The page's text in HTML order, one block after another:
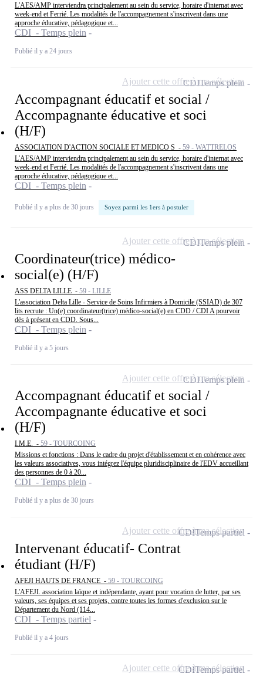
L'AES/AMP interviendra principalement au sein du service, horaire d'internat avec
week-end et Ferrié. Les modalités de l'accompagnement s'inscrivent dans une
approche éducative, pédagogique et...
CDI - Temps plein
Publié il y a 24 jours
Accompagnant éducatif et social /
Accompagnante éducative et soci
(H/F)
ASSOCIATION D'ACTION SOCIALE ET MEDICO S - 59 - WATTRELOS
L'AES/AMP interviendra principalement au sein du service, horaire d'internat avec
week-end et Ferrié. Les modalités de l'accompagnement s'inscrivent dans une
approche éducative, pédagogique et...
CDI - Temps plein
Publié il y a plus de 30 jours Soyez parmi les 1ers à postuler
CDITemps plein
Ajouter cette offre à ma sélection
Coordinateur(trice) médico-
social(e) (H/F)
ASS DELTA LILLE - 59 - LILLE
L'association Delta Lille - Service de Soins Infirmiers à Domicile (SSIAD) de 307
lits recrute : Un(e) coordinateur(trice) médico-social(e) en CDD / CDI A pourvoir
dès à présent en CDD. Sous...
CDI - Temps plein
Publié il y a 5 jours
CDITemps plein
Ajouter cette offre à ma sélection
Accompagnant éducatif et social /
Accompagnante éducative et soci
(H/F)
I.M.E. - 59 - TOURCOING
Missions et fonctions : Dans le cadre du projet d'établissement et en cohérence avec
les valeurs associatives, vous intégrez l'équipe pluridisciplinaire de l'EDV accueillant
des personnes de 0 à 20...
CDI - Temps plein
Publié il y a plus de 30 jours
CDITemps plein
Ajouter cette offre à ma sélection
Intervenant éducatif- Contrat
étudiant (H/F)
AFEJI HAUTS DE FRANCE - 59 - TOURCOING
L'AFEJI. association laïque et indépendante, ayant pour vocation de lutter, par ses
valeurs, ses équipes et ses projets, contre toutes les formes d'exclusion sur le
Département du Nord (114...
CDI - Temps partiel
Publié il y a 4 jours
CDITemps partiel
Ajouter cette offre à ma sélection
CDITemps partiel
Ajouter cette offre à ma sélection